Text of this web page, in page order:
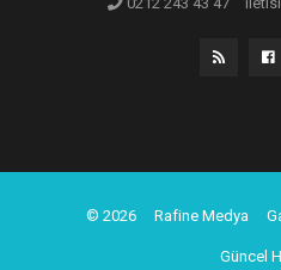
© 2026 Rafine Medya
Güncel